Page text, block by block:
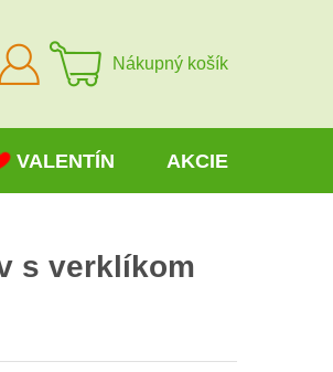
Prihlásiť
sa
Nákupný košík
VALENTÍN AKCIE
s verklíkom